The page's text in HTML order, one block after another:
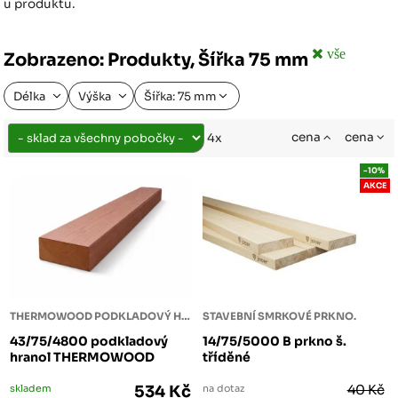
u produktu.
Zobrazeno: Produkty, Šířka 75 mm vše
Délka Výška Šířka: 75 mm
4x cena cena
THERMOWOOD PODKLADOVÝ HRANOL
43/75/4800 podkladový
hranol THERMOWOOD
skladem 534 Kč
STAVEBNÍ SMRKOVÉ PRKNO.
14/75/5000 B prkno š.
tříděné
-10%
AKCE
na dotaz 40 Kč